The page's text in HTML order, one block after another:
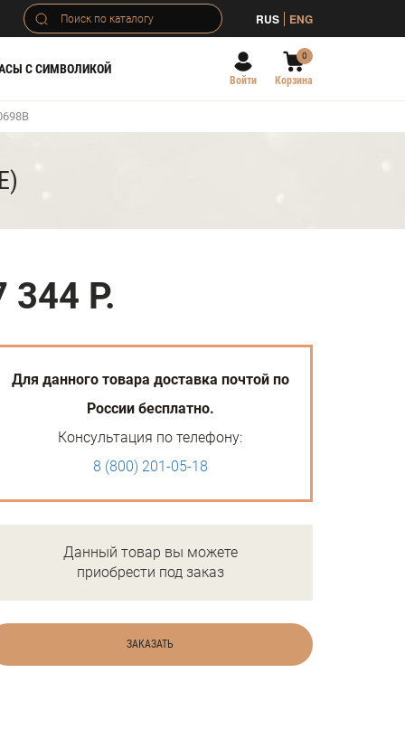
RUS ENG
С СИМВОЛИКОЙ
Войти
0
Корзина
344 Р.
Для данного товара доставка почтой по
России бесплатно.
Консультация по телефону:
8 (800) 201-05-18
Данный товар вы можете
приобрести под заказ
ЗАКАЗАТЬ